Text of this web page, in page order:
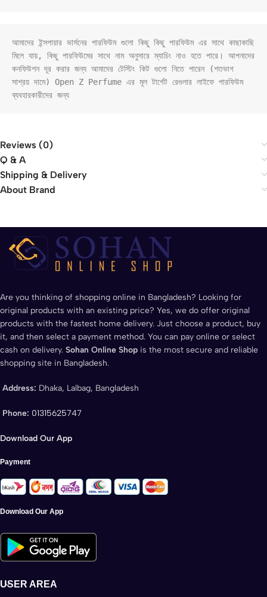
আমাদের ইন্সপায়ার ভার্সনের পারফিউম গুলো কিছু কিছু পারফিউম এর সাথে কাছাকাছি
মিলে যায়, কিছু পারফিউমের সাথে নাম অনুসারে ম্যাচিং নাও হতে পারে। আপনাদের
কনফিউশন দূর করার জন্য আমাদের টেস্টিং কিট গুলো নিতে পারেন (শতভাগ
সাশ্রয় দামে) Open Z Perfume এর মূল টার্গেট রেগুলার লাইফে পারফিউম
ব্যবহারকারীদের জন্য
Reviews (0)
Q & A
Shipping & Delivery
About Brand
Are you thinking of shopping online in Bangladesh? Looking for
original products with an existing price? Yes, we do offer original
products with the fastest home delivery. Just choose a product, buy
it, and then select a payment method. You can pay online or select
cash on delivery. Sohan Online Shop is the most secure and reliable
shopping site in Bangladesh.
Address: Dhaka, Lalbag, Bangladesh
Phone: 01315625747
Download Our App
Payment
Download Our App
USER AREA